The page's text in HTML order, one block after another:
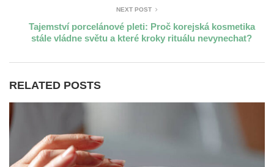
NEXT POST
Tajemství porcelánové pleti: Proč korejská kosmetika
stále vládne světu a které kroky rituálu nevynechat?
RELATED POSTS